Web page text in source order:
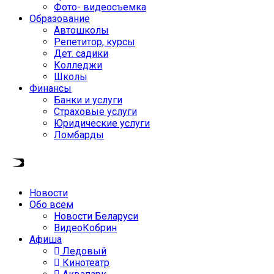
Фото- видеосъемка
Образование
Автошколы
Репетитор, курсы
Дет. садики
Колледжи
Школы
Финансы
Банки и услуги
Страховые услуги
Юридические услуги
Ломбарды
Новости
Обо всем
Новости Беларуси
ВидеоКобрин
Афиша
Ледовый
Кинотеатр